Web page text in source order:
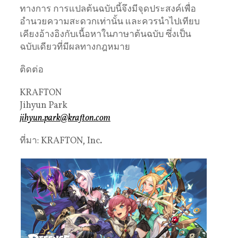
ทางการ การแปลต้นฉบับนี้จึงมีจุดประสงค์เพื่อ
อำนวยความสะดวกเท่านั้น และควรนำไปเทียบ
เคียงอ้างอิงกับเนื้อหาในภาษาต้นฉบับ ซึ่งเป็น
ฉบับเดียวที่มีผลทางกฎหมาย
ติดต่อ
KRAFTON
Jihyun Park
jihyun.park@krafton.com
ที่มา: KRAFTON, Inc.